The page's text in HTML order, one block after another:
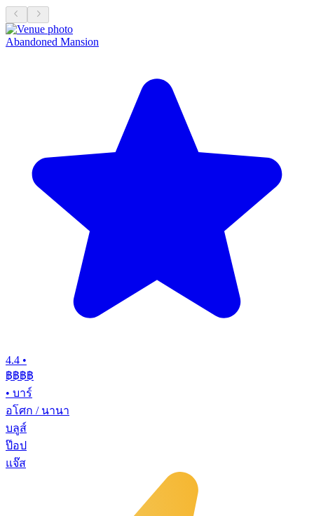
Abandoned Mansion
4.4 •
฿฿฿฿
• บาร์
อโศก / นานา
บลูส์
ป๊อป
แจ๊ส